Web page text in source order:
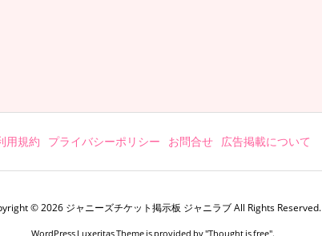
用規約 プライバシーポリシー お問合せ 広告掲載について
©2026 ジャニーズチケット掲示板 ジャニラブAll Rights Reserved.
WordPress Luxeritas Theme is provided by "Thought is free".